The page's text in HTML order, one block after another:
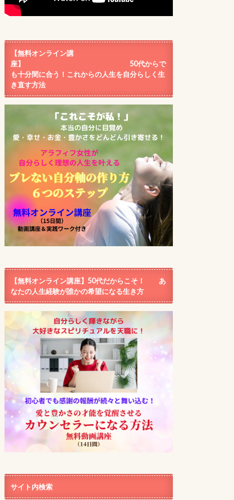
【無料オンライン講
座】 50代からで
も十分間に合う！これからの人生を自分らしく生
き直す方法
【無料オンライン講座】50代だからこそ！ あ
なたの人生経験が誰かの希望になる生き方
サイト内検索